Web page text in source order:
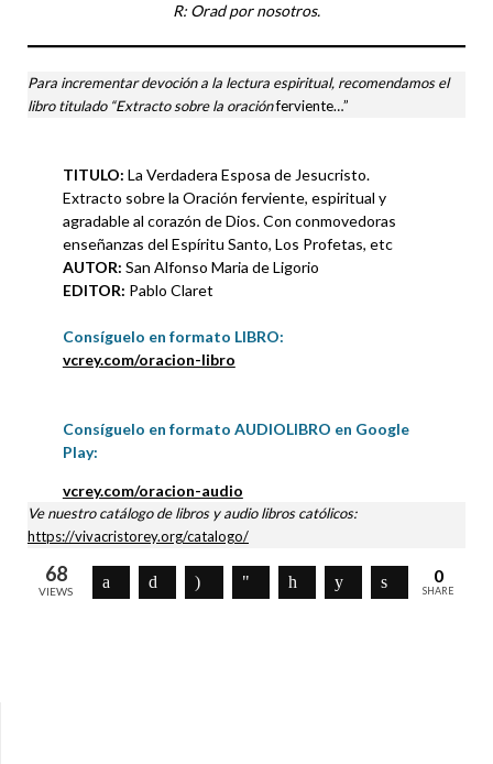
R: Orad por nosotros.
Para incrementar devoción a la lectura espiritual, recomendamos el
libro titulado “Extracto sobre la oraciónferviente…”
TITULO: La Verdadera Esposa de Jesucristo.
Extracto sobre la Oración ferviente, espiritual y
agradable al corazón de Dios. Con conmovedoras
enseñanzas del Espíritu Santo, Los Profetas, etc
AUTOR: San Alfonso Maria de Ligorio
EDITOR: Pablo Claret
Consíguelo en formato LIBRO:
vcrey.com/oracion-libro
Consíguelo en formato AUDIOLIBRO en Google
Play:
vcrey.com/oracion-audio
Ve nuestro catálogo de libros y audio libros católicos:
https://vivacristorey.org/catalogo/
68
VIEWS
0
SHARE